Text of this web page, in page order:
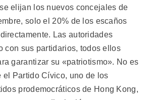
elijan los nuevos concejales de
solo el 20% de los escaños
Las autoridades
con sus partidarios, todos ellos
garantizar su «patriotismo». No es
el Partido Cívico, uno de los
prodemocráticos de Hong Kong,